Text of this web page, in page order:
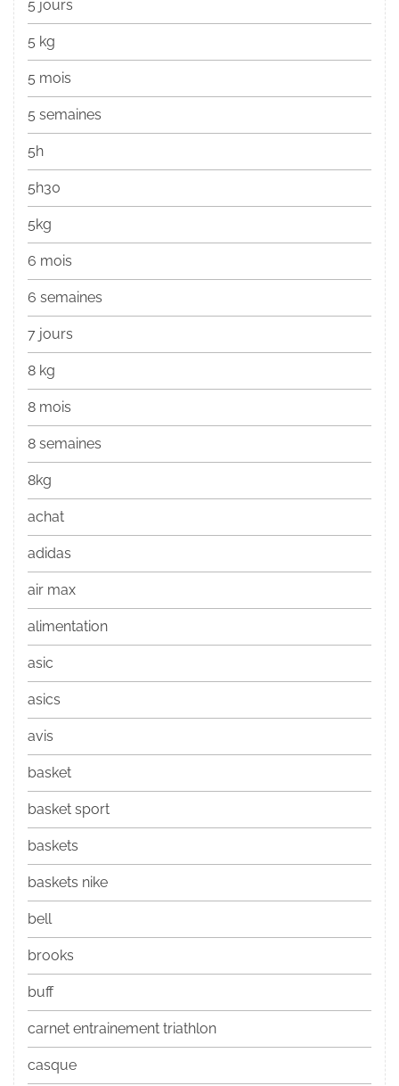
5 jours
5 kg
5 mois
5 semaines
5h
5h30
5kg
6 mois
6 semaines
7 jours
8 kg
8 mois
8 semaines
8kg
achat
adidas
air max
alimentation
asic
asics
avis
basket
basket sport
baskets
baskets nike
bell
brooks
buff
carnet entrainement triathlon
casque